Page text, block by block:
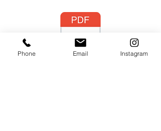
Phone Email Instagram